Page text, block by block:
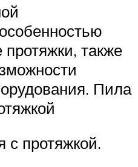
также
Пила
с протяжкой.